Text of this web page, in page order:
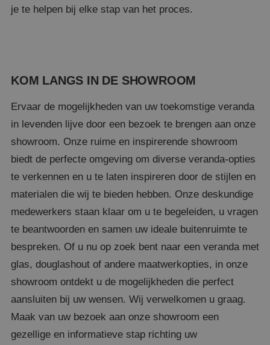
je te helpen bij elke stap van het proces.
KOM LANGS IN DE SHOWROOM
Ervaar de mogelijkheden van uw toekomstige veranda
in levenden lijve door een bezoek te brengen aan onze
showroom. Onze ruime en inspirerende showroom
biedt de perfecte omgeving om diverse veranda-opties
te verkennen en u te laten inspireren door de stijlen en
materialen die wij te bieden hebben. Onze deskundige
medewerkers staan klaar om u te begeleiden, u vragen
te beantwoorden en samen uw ideale buitenruimte te
bespreken. Of u nu op zoek bent naar een veranda met
glas, douglashout of andere maatwerkopties, in onze
showroom ontdekt u de mogelijkheden die perfect
aansluiten bij uw wensen. Wij verwelkomen u graag.
Maak van uw bezoek aan onze showroom een
gezellige en informatieve stap richting uw
Naam
Aanbieder
__cf_bm
Cloudflare Inc.
.calendly.com
Google Privacy Policy